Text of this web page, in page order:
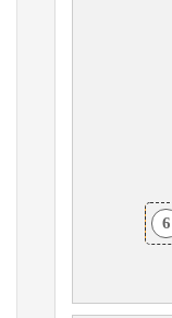
6